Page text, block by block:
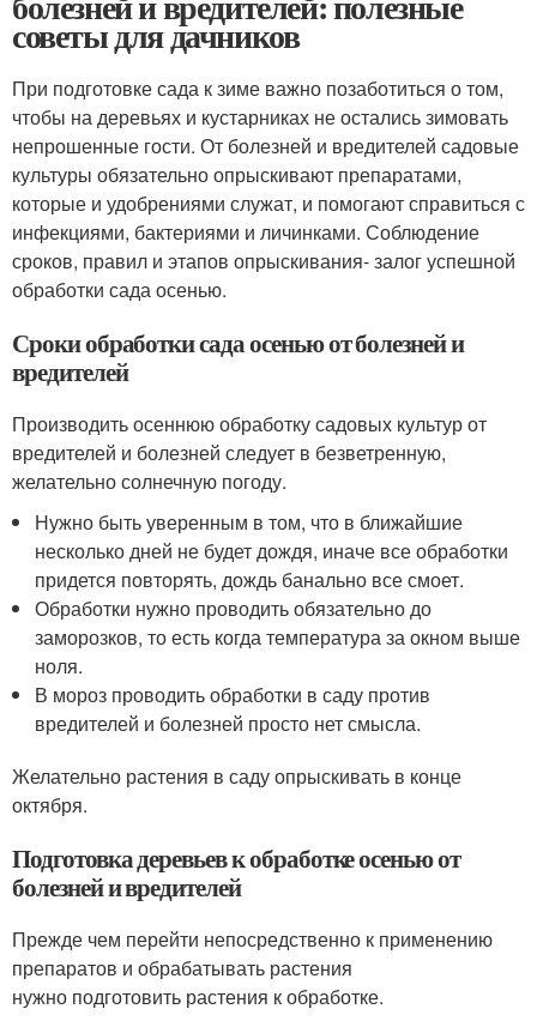
советы для дачников
При подготовке сада к зиме важно позаботиться о том,
чтобы на деревьях и кустарниках не остались зимовать
непрошенные гости. От болезней и вредителей садовые
культуры обязательно опрыскивают препаратами,
которые и удобрениями служат, и помогают справиться с
инфекциями, бактериями и личинками. Соблюдение
сроков, правил и этапов опрыскивания- залог успешной
обработки сада осенью.
Сроки обработки сада осенью от болезней и
вредителей
Производить осеннюю обработку садовых культур от
вредителей и болезней следует в безветренную,
желательно солнечную погоду.
Нужно быть уверенным в том, что в ближайшие
несколько дней не будет дождя, иначе все обработки
придется повторять, дождь банально все смоет.
Обработки нужно проводить обязательно до
заморозков, то есть когда температура за окном выше
ноля.
В мороз проводить обработки в саду против
вредителей и болезней просто нет смысла.
Желательно растения в саду опрыскивать в конце
октября.
Подготовка деревьев к обработке осенью от
болезней и вредителей
Прежде чем перейти непосредственно к применению
препаратов и обрабатывать растения
нужно подготовить растения к обработке.